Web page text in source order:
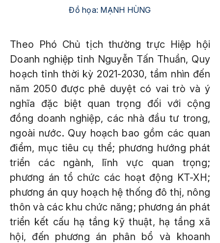
Đồ họa: MẠNH HÙNG
Theo Phó Chủ tịch thường trực Hiệp hội
Doanh nghiệp tỉnh Nguyễn Tấn Thuần, Quy
hoạch tỉnh thời kỳ 2021-2030, tầm nhìn đến
năm 2050 được phê duyệt có vai trò và ý
nghĩa đặc biệt quan trọng đối với cộng
đồng doanh nghiệp, các nhà đầu tư trong,
ngoài nước. Quy hoạch bao gồm các quan
điểm, mục tiêu cụ thể; phương hướng phát
triển các ngành, lĩnh vực quan trọng;
phương án tổ chức các hoạt động KT-XH;
phương án quy hoạch hệ thống đô thị, nông
thôn và các khu chức năng; phương án phát
triển kết cấu hạ tầng kỹ thuật, hạ tầng xã
hội, đến phương án phân bổ và khoanh